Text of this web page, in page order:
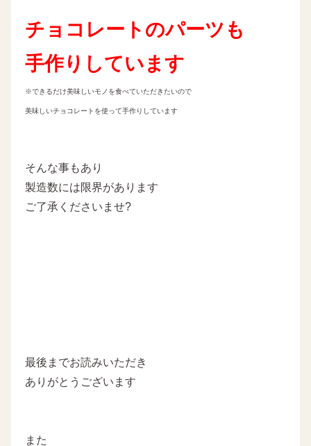
チョコレートのパーツも
手作りしています
※できるだけ美味しいモノを食べていただきたいので
美味しいチョコレートを使って手作りしています
そんな事もあり
製造数には限界があります
ご了承くださいませ?
最後までお読みいただき
ありがとうございます
また